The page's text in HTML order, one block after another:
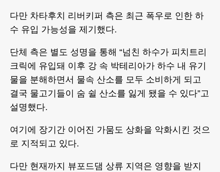
다만 차타후치 리버키퍼 측은 최근 폭우로 인한 하
수 유입 가능성을 제기했다.
단체 측은 별도 성명을 통해 “넘친 하수가 피치트리
크릭에 유입돼 이후 강 속 박테리아가 하수 내 유기
물을 분해하면서 물속 산소를 모두 소비하게 되고
결국 물고기들이 숨 쉴 산소를 잃게 됐을 수 있다”고
설명했다.
여기에 장기간 이어진 가뭄도 상화을 악화시킨 것으
로 지적되고 있다.
다만 현재까지 뷰포드댐 상류 지역은 영향을 받지